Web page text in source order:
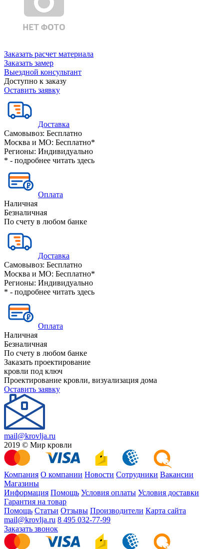
Заказать расчет материала
Заказать замер
Выездной консультант
Доступно к заказу
Оставить заявку
Доставка
Самовывоз: Бесплатно
Москва и МО: Бесплатно*
Регионы: Индивидуально
* - подробнее читать здесь
Оплата
Наличная
Безналичная
По счету в любом банке
Доставка
Самовывоз: Бесплатно
Москва и МО: Бесплатно*
Регионы: Индивидуально
* - подробнее читать здесь
Оплата
Наличная
Безналичная
По счету в любом банке
Заказать проектирование
кровли под ключ
Проектирование кровли, визуализация дома
Оставить заявку
mail@krovlja.ru
2019 © Мир кровли
Компания О компании Новости Сотрудники Вакансии
Магазины
Информация Помощь Условия оплаты Условия доставки
Гарантия на товар
Помощь Статьи Отзывы Производители Карта сайта
mail@krovlja.ru 8 495 032-77-99
Заказать звонок